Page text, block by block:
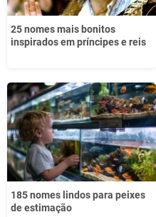
25 nomes mais bonitos
inspirados em príncipes e reis
185 nomes lindos para peixes
de estimação